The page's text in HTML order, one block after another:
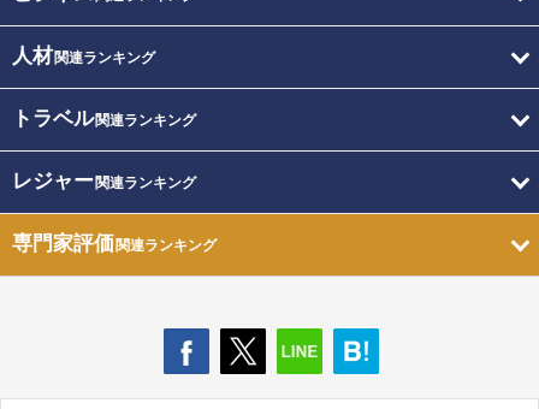
人材関連ランキング
トラベル関連ランキング
レジャー関連ランキング
専門家評価関連ランキング